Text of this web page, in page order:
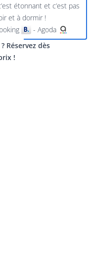
étonnant et c’est pas
et à dormir !
- Agoda
Réservez dès
!